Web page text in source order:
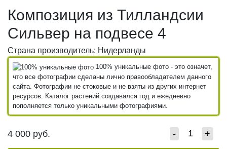
Композиция из Тилландсии
Сильвер на подвесе 4
Страна производитель: Нидерланды
100% уникальные фото - это означет,
что все фотографии сделаны лично правообладателем данного
сайта. Фотографии не стоковые и не взяты из других интернет
ресурсов. Каталог растений создавался год и ежедневно
пополняется только уникальными фотографиями.
4 000 руб. - +